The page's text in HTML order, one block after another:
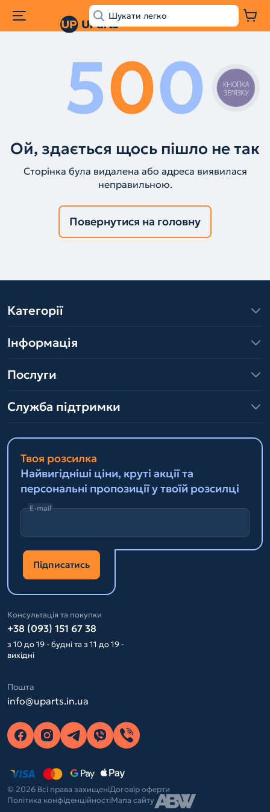
500
Ой, здається щось пішло не так
Сторінка була видалена або адреса виявилася
неправильною.
Повернутися на головну
Категорії
Інформація
Послуги
Служба підтримки
Твоя розсилка
Найвигідніші ціни, круті акції та
персональні пропозиції у твоїй розсилці
E-mail
Підписатись
Консультація та покупки
+38 (093) 151 67 38
з 10 до 19 - будні та з 11 до 19 -
вихідні
Пошта
info@uparts.in.ua
© 2026 Всі права захищеніДоговір оферти
Політика конфіденційностіМапа сайту
КНОПКА
ЗВ'ЯЗКУ